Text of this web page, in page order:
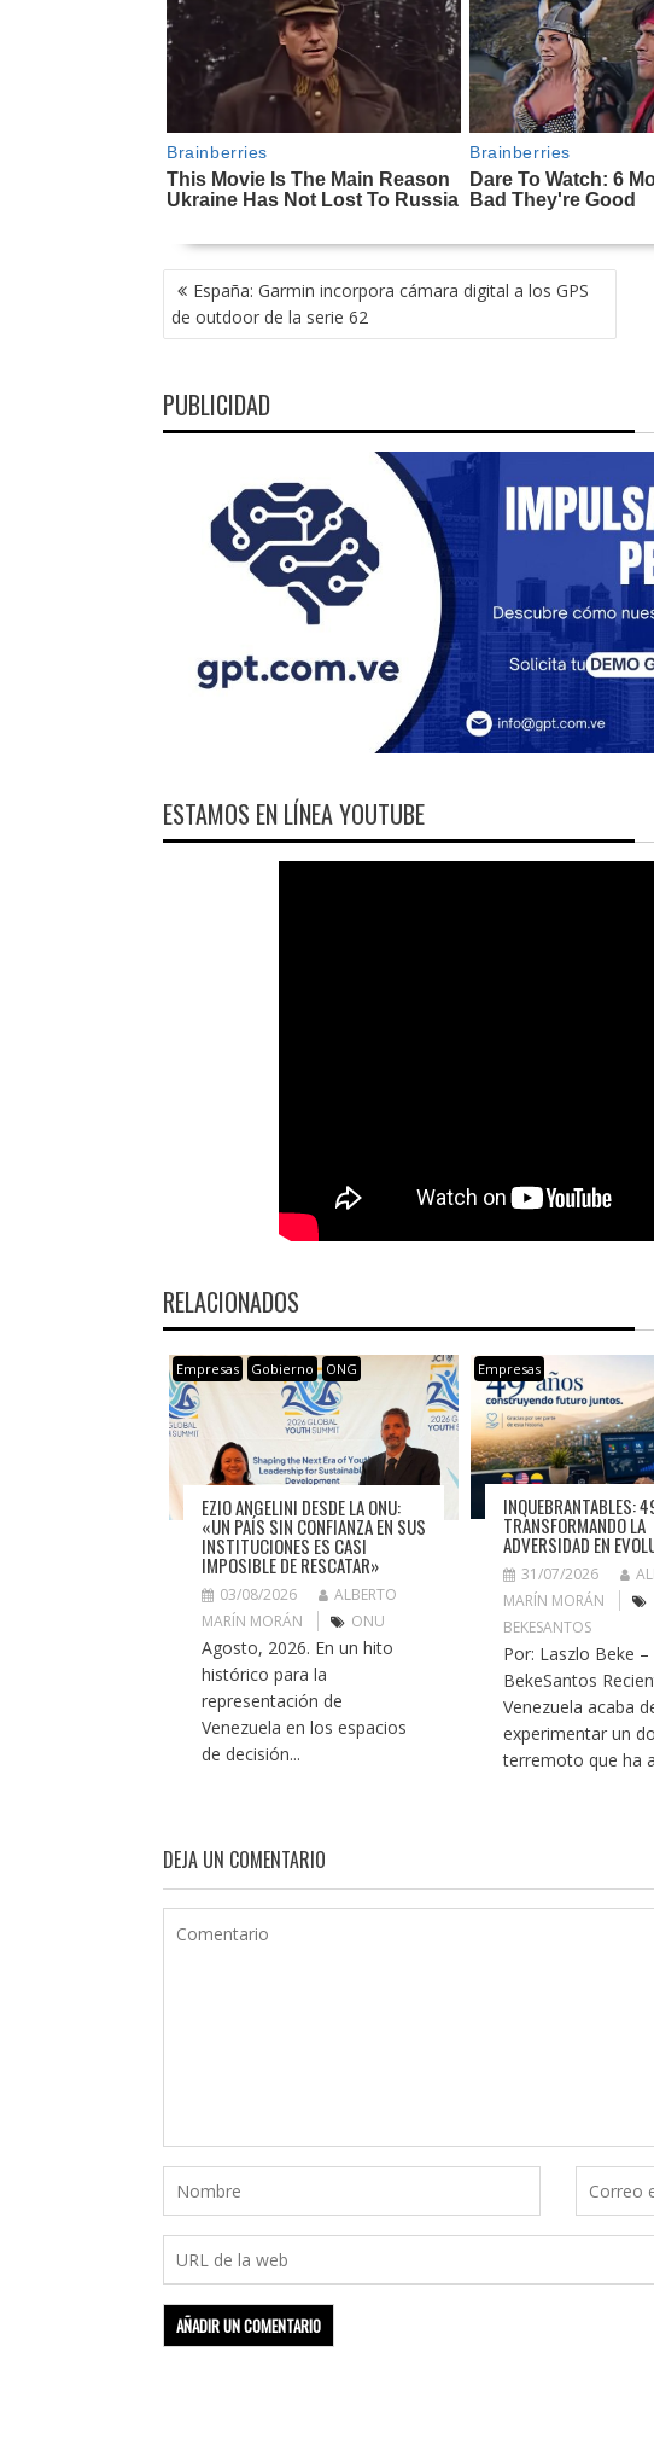
NAVEGACIÓN
DE
ENTRADAS
España: Garmin incorpora cámara digital a los GPS
de outdoor de la serie 62
PUBLICIDAD
ESTAMOS EN LÍNEA YOUTUBE
RELACIONADOS
Empresas Gobierno ONG
EZIO ANGELINI DESDE LA ONU:
«UN PAÍS SIN CONFIANZA EN SUS
INSTITUCIONES ES CASI
IMPOSIBLE DE RESCATAR»
03/08/2026
ALBERTO
MARÍN MORÁN
ONU
Agosto, 2026. En un hito
histórico para la
representación de
Venezuela en los espacios
de decisión...
Empresas
INQUEBRANTABLES:
TRANSFORMANDO LA
ADVERSIDAD EN
31/07/2026
MARÍN MORÁN
BEKESANTOS
Por: Laszlo Beke –
BekeSantos
Venezuela acaba
experimentar un
terremoto que ha
DEJA UN COMENTARIO